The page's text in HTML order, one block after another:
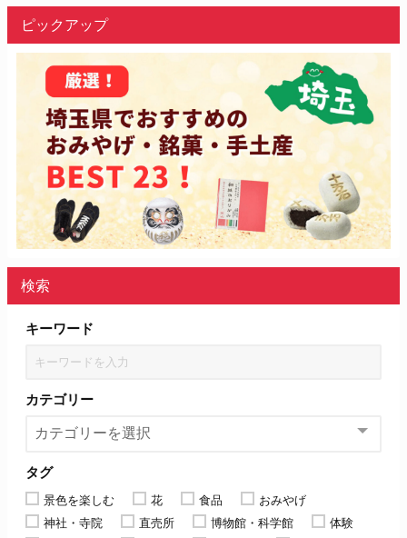
ピックアップ
検索
キーワード
カテゴリー
タグ
景色を楽しむ 花 食品
おみやげ
神社・寺院
直売所 博物館・科学館
体験